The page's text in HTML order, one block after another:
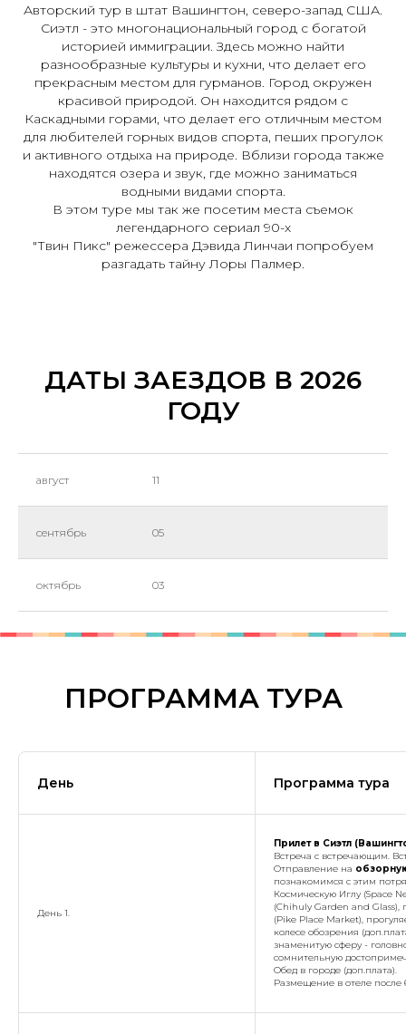
Авторский тур в штат Вашингтон, северо-запад США.
Сиэтл - это многонациональный город с богатой
историей иммиграции. Здесь можно найти
разнообразные культуры и кухни, что делает его
прекрасным местом для гурманов. Город окружен
красивой природой. Он находится рядом с
Каскадными горами, что делает его отличным местом
для любителей горных видов спорта, пеших прогулок
и активного отдыха на природе. Вблизи города также
находятся озера и звук, где можно заниматься
водными видами спорта.
В этом туре мы так же посетим места съемок
легендарного сериал 90-х
"Твин Пикс" режессера Дэвида Линчаи попробуем
разгадать тайну Лоры Палмер.
ДАТЫ ЗАЕЗДОВ В 2026
ГОДУ
август 11
сентябрь 05
октябрь 03
ПРОГРАММА ТУРА
День Программа тура
День 1.
Прилет в Сиэтл
Встреча с встречающим.
Отправление на
познакомимся с этим
Космическую Иглу(Space
(Chihuly Garden and Glass),
(Pike Place Market),
колесе обозрения
знаменитую сферу -
сомнительную
Обед в городе (доп.плата).
Размещение в отеле после